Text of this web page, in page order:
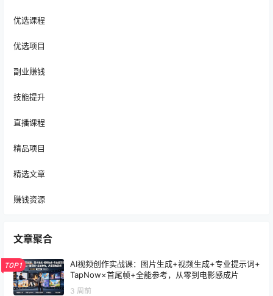
优选课程
优选项目
副业赚钱
技能提升
直播课程
精品项目
精选文章
赚钱资源
文章聚合
TOP1
AI视频创作实战课：图片生成+视频生成+专业提示词+
TapNow×首尾帧+全能参考，从零到电影感成片
3 周前